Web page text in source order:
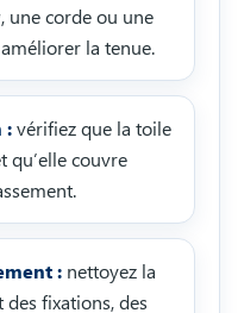
une corde ou une
la tenue.
:vérifiez que la toile
qu’elle couvre
: nettoyez la
des fixations, des